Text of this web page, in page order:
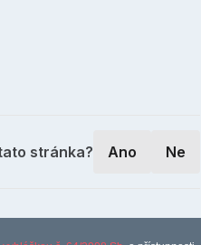
stránka? Ano Ne